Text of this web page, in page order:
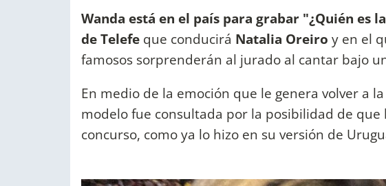
Wanda está en el país para grabar "¿Quién es
de Telefe que conducirá Natalia Oreiro y en el
famosos sorprenderán al jurado al cantar bajo
En medio de la emoción que le genera volver a
modelo fue consultada por la posibilidad de
concurso, como ya lo hizo en su versión de